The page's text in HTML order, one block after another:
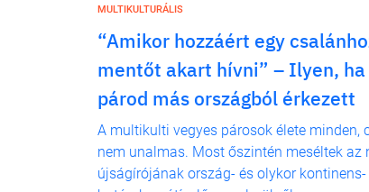
MULTIKULTURÁLIS
“Amikor hozzáért egy
mentőt akart hívni” – Ilyen, ha
párod más országból érkezett
A multikulti vegyes párosok élete minden,
nem unalmas. Most őszintén meséltek az
újságírójának ország- és olykor kontinens-